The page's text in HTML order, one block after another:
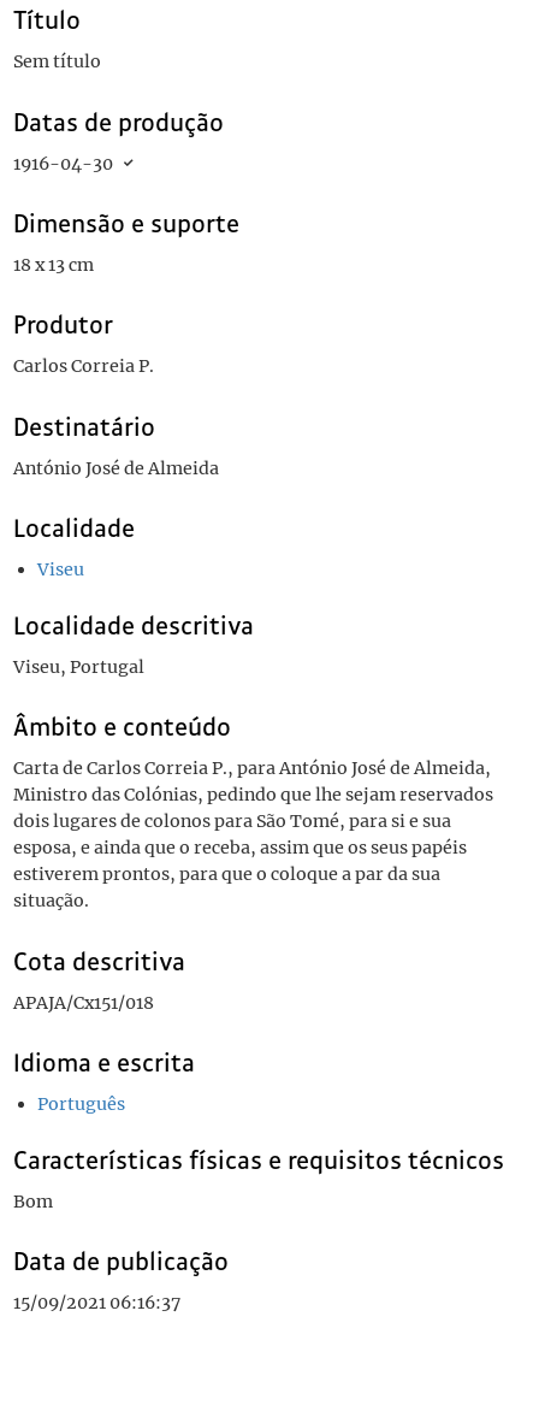
Título
Sem título
Datas de produção
1916-04-30
Dimensão e suporte
18 x 13 cm
Produtor
Carlos Correia P.
Destinatário
António José de Almeida
Localidade
Viseu
Localidade descritiva
Viseu, Portugal
Âmbito e conteúdo
Carta de Carlos Correia P., para António José de Almeida,
Ministro das Colónias, pedindo que lhe sejam reservados
dois lugares de colonos para São Tomé, para si e sua
esposa, e ainda que o receba, assim que os seus papéis
estiverem prontos, para que o coloque a par da sua
situação.
Cota descritiva
APAJA/Cx151/018
Idioma e escrita
Português
Características físicas e requisitos técnicos
Bom
Data de publicação
15/09/2021 06:16:37